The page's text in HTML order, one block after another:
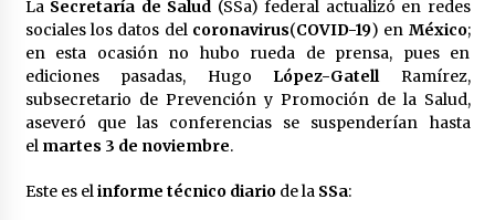
Cae operador financiero del Cártel del Noreste
en Mérida; incautan 15 autos de lujo
3 semanas atrás
Detienen a funcionario por presunto homicidio
del periodista Josué Martínez
3 semanas atrás
La Secretaría de Salud (SSa) federal actualizó en redes
sociales los datos del coronavirus(COVID-19) en México;
en esta ocasión no hubo rueda de prensa, pues en
ediciones pasadas, Hugo López-GatellRamírez,
subsecretario de Prevención y Promoción de la Salud,
aseveró que las conferencias se suspenderían hasta
el martes 3 de noviembre.
Este es elinforme técnico diariode la SSa: